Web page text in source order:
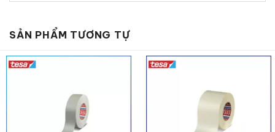
Cố định
Cố định điểm cuối
SẢN PHẨM TƯƠNG TỰ